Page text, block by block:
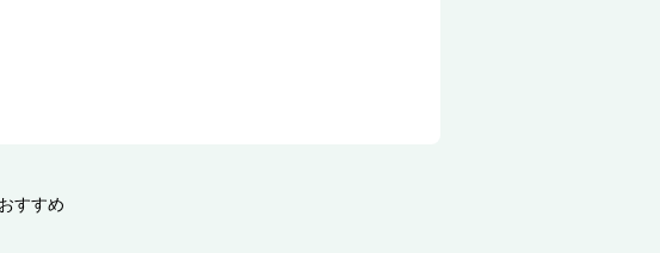
すすめ